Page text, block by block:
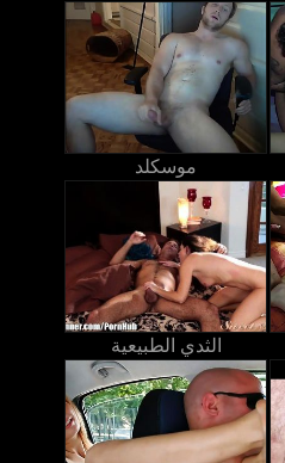
موسكلد
الثدي الطبيعية